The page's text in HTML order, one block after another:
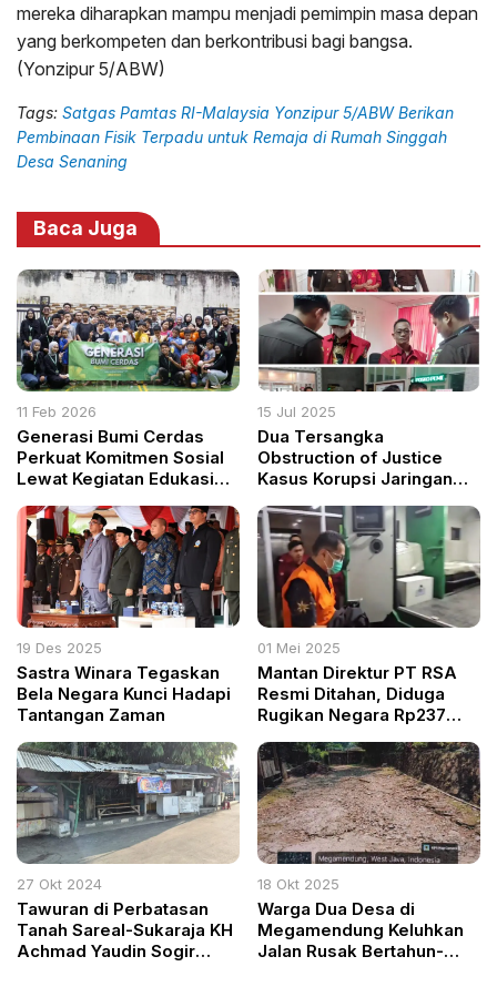
mereka diharapkan mampu menjadi pemimpin masa depan
yang berkompeten dan berkontribusi bagi bangsa.
(Yonzipur 5/ABW)
Tags: Satgas Pamtas RI-Malaysia Yonzipur 5/ABW Berikan
Pembinaan Fisik Terpadu untuk Remaja di Rumah Singgah
Desa Senaning
Baca Juga
11 Feb 2026
Generasi Bumi Cerdas
Perkuat Komitmen Sosial
Lewat Kegiatan Edukasi
Anak di Panti Asuhan
Bhakti Kasih Abba Bogor
Selatan
15 Jul 2025
Dua Tersangka
Obstruction of Justice
Kasus Korupsi Jaringan
Diserahkan ke Kejari
19 Des 2025
Sastra Winara Tegaskan
Bela Negara Kunci Hadapi
Tantangan Zaman
01 Mei 2025
Mantan Direktur PT RSA
Resmi Ditahan, Diduga
Rugikan Negara Rp237
Korupsi Lahan BUMD
Cilacap
27 Okt 2024
Tawuran di Perbatasan
Tanah Sareal-Sukaraja KH
Achmad Yaudin Sogir
18 Okt 2025
Warga Dua Desa di
Megamendung Keluhkan
Jalan Rusak Bertahun-